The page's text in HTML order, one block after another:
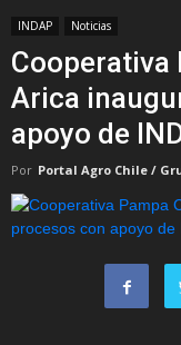
INDAP Noticias
Cooperativa
Arica
apoyo de
Por Portal Agro Chile /